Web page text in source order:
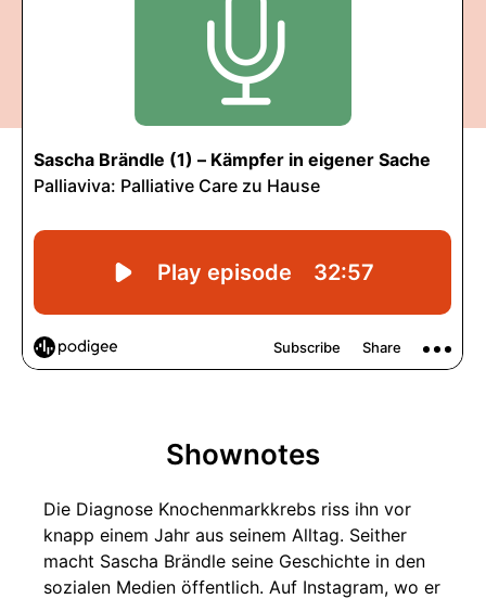
Shownotes
Die Diagnose Knochenmarkkrebs riss ihn vor
knapp einem Jahr aus seinem Alltag. Seither
macht Sascha Brändle seine Geschichte in den
sozialen Medien öffentlich. Auf Instagram, wo er